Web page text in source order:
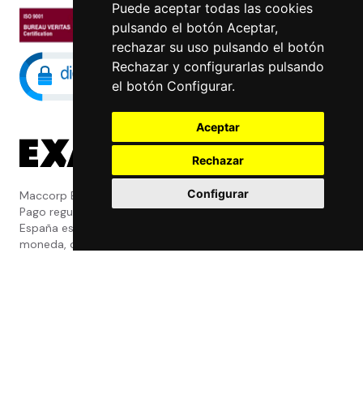
Puede aceptar todas las cookies
pulsando el botón Aceptar,
rechazar su uso pulsando el botón
Rechazar y configurarlas pulsando
el botón Configurar.
Aceptar
Rechazar
Configurar
Maccorp Exact Change es una Entidad de
Pago regulada y con licencia del Banco de
España especializada en cambio de
moneda, divisas, transferencias, pagos y